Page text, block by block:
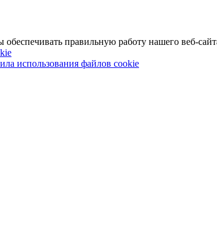
правильную работу нашего веб-
использования файлов cookie